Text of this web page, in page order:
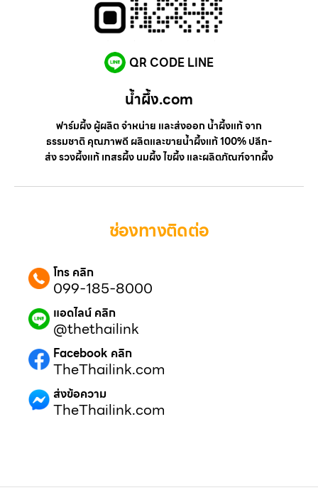
QR CODE LINE
น้ำผึ้ง.com
ฟาร์มผึ้ง ผู้ผลิต จำหน่าย และส่งออก น้ำผึ้งแท้ จาก
ธรรมชาติ คุณภาพดี ผลิตและขายน้ำผึ้งแท้ 100% ปลีก-
ส่ง รวงผึ้งแท้ เกสรผึ้ง นมผึ้ง ไขผึ้ง และผลิตภัณฑ์จากผึ้ง
ช่องทางติดต่อ
โทร คลิก
099-185-8000
แอดไลน์ คลิก
@thethailink
Facebook คลิก
TheThailink.com
ส่งข้อความ
TheThailink.com